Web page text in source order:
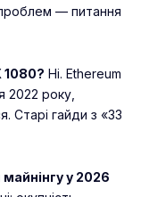
— питання
1080? Ні. Ethereum
2022 року,
Старі гайди з «33
у 2026